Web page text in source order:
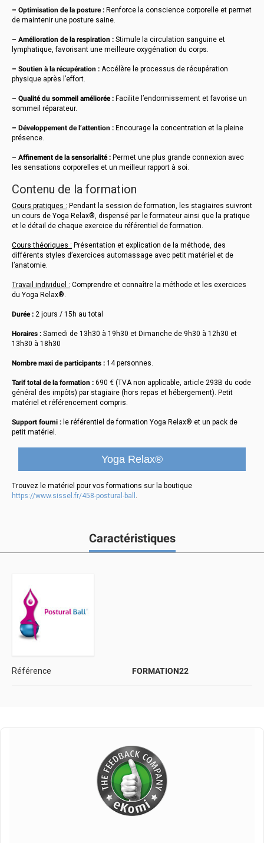
– Optimisation de la posture : Renforce la conscience corporelle et permet
de maintenir une posture saine.
– Amélioration de la respiration : Stimule la circulation sanguine et
lymphatique, favorisant une meilleure oxygénation du corps.
– Soutien à la récupération : Accélère le processus de récupération
physique après l’effort.
– Qualité du sommeil améliorée : Facilite l’endormissement et favorise un
sommeil réparateur.
– Développement de l’attention : Encourage la concentration et la pleine
présence.
– Affinement de la sensorialité : Permet une plus grande connexion avec
les sensations corporelles et un meilleur rapport à soi.
Contenu de la formation
Cours pratiques : Pendant la session de formation, les stagiaires suivront
un cours de Yoga Relax®, dispensé par le formateur ainsi que la pratique
et le détail de chaque exercice du référentiel de formation.
Cours théoriques : Présentation et explication de la méthode, des
différents styles d’exercices automassage avec petit matériel et de
l’anatomie.
Travail individuel : Comprendre et connaître la méthode et les exercices
du Yoga Relax®.
Durée : 2 jours / 15h au total
Horaires : Samedi de 13h30 à 19h30 et Dimanche de 9h30 à 12h30 et
13h30 à 18h30
Nombre maxi de participants : 14 personnes.
Tarif total de la formation : 690 € (TVA non applicable, article 293B du code
général des impôts) par stagiaire (hors repas et hébergement). Petit
matériel et référencement compris.
Support fourni : le référentiel de formation Yoga Relax® et un pack de
petit matériel.
Yoga Relax®
Trouvez le matériel pour vos formations sur la boutique
https://www.sissel.fr/458-postural-ball .
Caractéristiques
Référence FORMATION22